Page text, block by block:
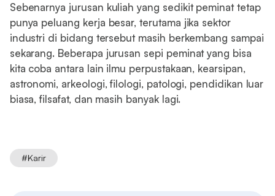
Sebenarnya jurusan kuliah yang sedikit peminat tetap
punya peluang kerja besar, terutama jika sektor
industri di bidang tersebut masih berkembang sampai
sekarang. Beberapa jurusan sepi peminat yang bisa
kita coba antara lain ilmu perpustakaan, kearsipan,
astronomi, arkeologi, filologi, patologi, pendidikan luar
biasa, filsafat, dan masih banyak lagi.
#Karir